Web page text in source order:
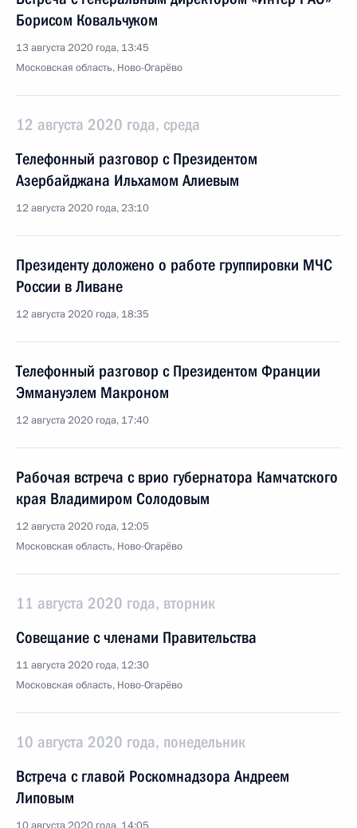
Борисом Ковальчуком
13 августа 2020 года, 13:45
Московская область, Ново-Огарёво
12 августа 2020 года, среда
Телефонный разговор с Президентом
Азербайджана Ильхамом Алиевым
12 августа 2020 года, 23:10
Президенту доложено о работе группировки МЧС
России в Ливане
12 августа 2020 года, 18:35
Телефонный разговор с Президентом Франции
Эммануэлем Макроном
12 августа 2020 года, 17:40
Рабочая встреча с врио губернатора Камчатского
края Владимиром Солодовым
12 августа 2020 года, 12:05
Московская область, Ново-Огарёво
11 августа 2020 года, вторник
Совещание с членами Правительства
11 августа 2020 года, 12:30
Московская область, Ново-Огарёво
10 августа 2020 года, понедельник
Встреча с главой Роскомнадзора Андреем
Липовым